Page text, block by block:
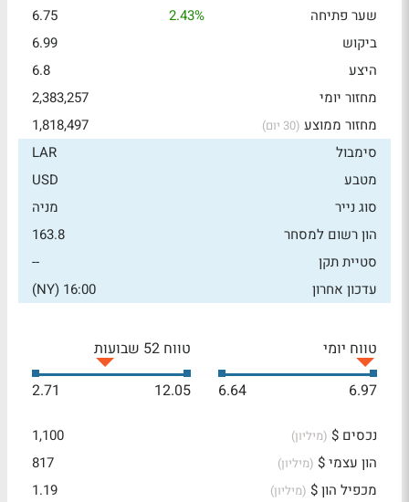
שער פתיחה
2.43%
6.75
ביקוש
6.99
היצע
6.8
מחזור יומי
2,383,257
מחזור ממוצע (30 יום)
1,818,497
סימבול
LAR
מטבע
USD
סוג נייר
מניה
הון רשום למסחר
163.8
סטיית תקן
--
עדכון אחרון
16:00 (NY)
טווח יומי
6.97
6.64
טווח 52 שבועות
12.05
2.71
נכסים $ (מיליון)
1,100
הון עצמי $ (מיליון)
817
מכפיל הון $ (מיליון)
1.19